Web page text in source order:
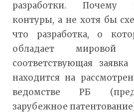
разработки. Почему
контуры, а не хотя бы
что разработка, о
обладает
соответствующая
находится на
ведомстве РБ
зарубежное